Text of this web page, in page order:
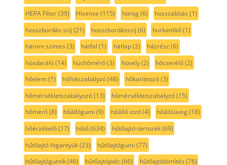
HEPA Filter(39) Hisense (115) horog(6) hosszabítás (1)
hosszbordás szíj (21) hosszbordásszíj (6) hurkatöltő(1)
három szintes (3) hátfal (1) hátlap(2) házrész (6)
húsdaráló(14) húshőmérő(3) hüvely(2) hőcserélő(2)
hőelem(1) hőfokszabályzó(48) hőkorlátozó(3)
hőmérsékletszabályozó(13) hőmérsékletszabályzó(15)
hőmérő(8) hőállógumi (9) hőálló izzó(4) hőállóüveg(18)
hőérzékelő(17) hűtő(634) hűtőajtó-tartozék(69)
hűtőajtó fogantyúk(23) hűtőajtógumi (77)
hűtőajtógumik(46) hűtőajtópolc(66) hűtőajtótömítés (76)